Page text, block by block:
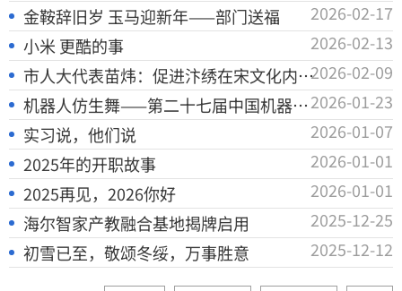
金鞍辞旧岁 玉马迎新年——部门送福
2026-02-17
小米 更酷的事
2026-02-13
市人大代表苗炜：促进汴绣在宋文化内涵上继续发展 实现汴绣真正意义上的振兴 2026-02-09
机器人仿生舞——第二十七届中国机器人及人工智能大赛河南选拔赛一等奖作品
2026-01-23
实习说，他们说
2026-01-07
2025年的开职故事
2026-01-01
2025再见，2026你好
2026-01-01
海尔智家产教融合基地揭牌启用
2025-12-25
初雪已至，敬颂冬绥，万事胜意
2025-12-12